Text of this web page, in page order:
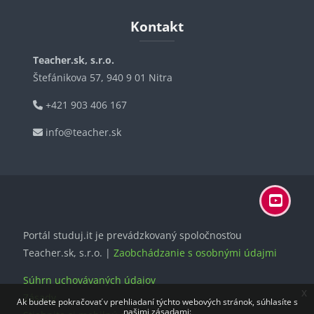
Ak budete pokračovať v prehliadaní týchto webových stránok, súhlasíte s
našimi zásadami:
x
Kontakt
Teacher.sk, s.r.o.
Štefánikova 57, 940 9 01 Nitra
+421 903 406 167
info@teacher.sk
Portál studuj.it je prevádzkovaný spoločnosťou
Teacher.sk, s.r.o. | Zaobchádzanie s osobnými údajmi
Súhrn uchovávaných údajov
Zásady